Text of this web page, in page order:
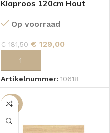
Klaproos 120cm Hout
Op voorraad
€181,50 € 129,00
Artikelnummer: 10618
-29%